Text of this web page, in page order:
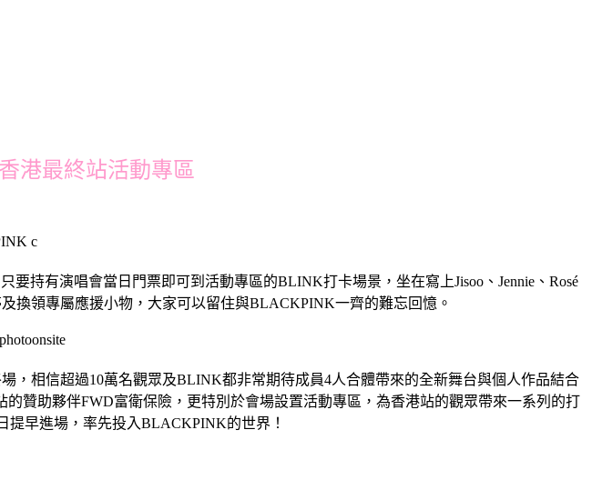
港最終站活動專區
持有演唱會當日門票即可到活動專區的BLINK打卡場景，坐在寫上Jisoo、Jennie、Rosé
換領專屬應援小物，大家可以留住與BLACKPINK一齊的難忘回憶。
，相信超過10萬名觀眾及BLINK都非常期待成員4人合體帶來的全新舞台與個人作品結合
贊助夥伴FWD富衛保險，更特別於會場設置活動專區，為香港站的觀眾帶來一系列的打
早進場，率先投入BLACKPINK的世界！